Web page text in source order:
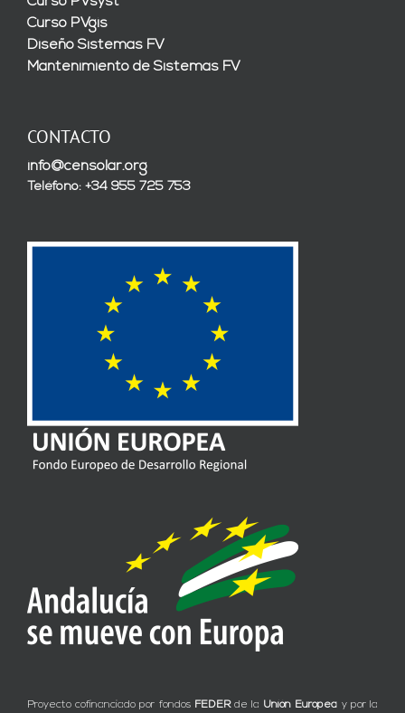
Curso PVgis
Diseño Sistemas FV
Mantenimiento de Sistemas FV
CONTACTO
info@censolar.org
Teléfono: +34 955 725 753
Proyecto cofinanciado por fondos FEDERde la Unión Europea y por la